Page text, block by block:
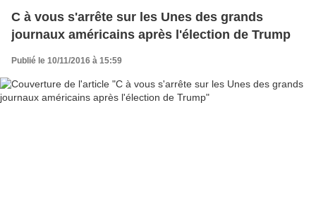
C à vous s'arrête sur les Unes des grands
journaux américains après l'élection de Trump
Publié le 10/11/2016 à 15:59